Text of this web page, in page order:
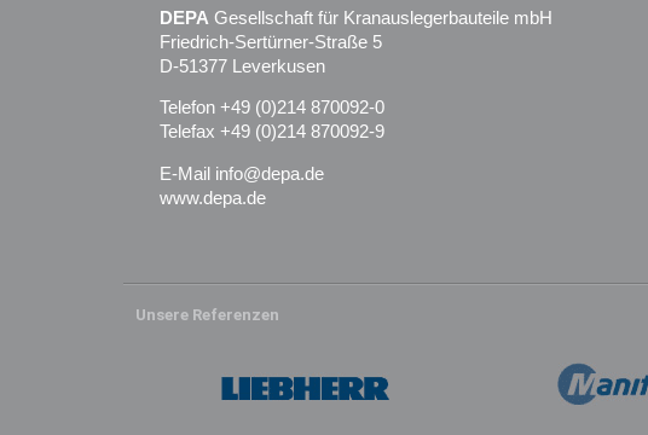
DEPA Gesellschaft für Kranauslegerbauteile mbH
Friedrich-Sertürner-Straße 5
D-51377 Leverkusen
Telefon +49 (0)214 870092-0
Telefax +49 (0)214 870092-9
E-Mail info@depa.de
www.depa.de
Unsere Referenzen